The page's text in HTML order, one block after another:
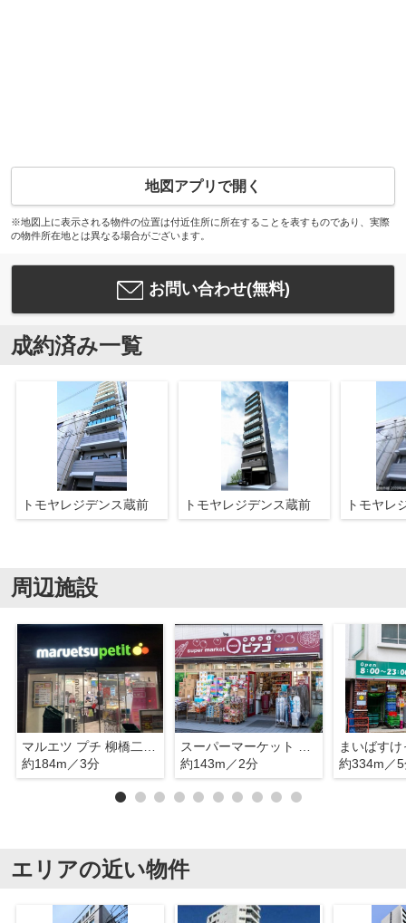
地図アプリで開く
※地図上に表示される物件の位置は付近住所に所在することを表すものであり、実際
の物件所在地とは異なる場合がございます。
お問い合わせ(無料)
成約済み一覧
トモヤレジデンス蔵前 トモヤレジデンス蔵前 トモヤレ
周辺施設
マルエツ プチ 柳橋二丁目店
約184m／3分
スーパーマーケット リコス 柳橋2丁目店
約143m／2分
約334m／
エリアの近い物件